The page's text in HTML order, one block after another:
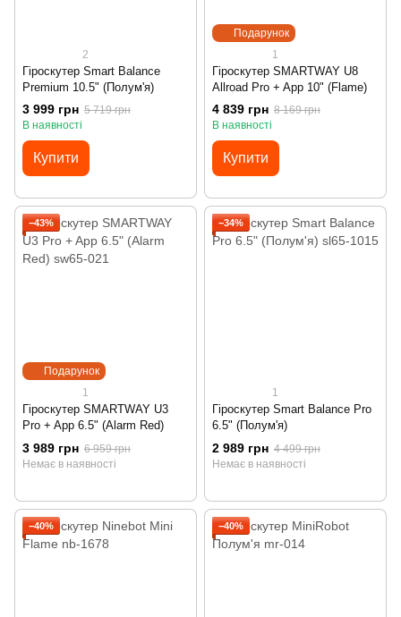
2
Гіроскутер Smart Balance
Premium 10.5" (Полум'я)
3 999 грн 5 719 грн
В наявності
Купити
Подарунок
1
Гіроскутер SMARTWAY U8
Allroad Pro + App 10" (Flame)
4 839 грн 8 169 грн
В наявності
Купити
Подарунок
−43%
1
Гіроскутер SMARTWAY U3
Pro + App 6.5" (Alarm Red)
3 989 грн 6 959 грн
Немає в наявності
−34%
1
Гіроскутер Smart Balance Pro
6.5" (Полум'я)
2 989 грн 4 499 грн
Немає в наявності
−40% −40%